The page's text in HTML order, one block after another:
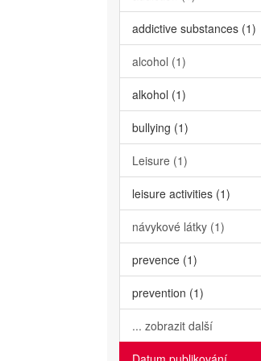
addictive substances (1)
alcohol (1)
alkohol (1)
bullying (1)
Leisure (1)
leisure activities (1)
návykové látky (1)
prevence (1)
prevention (1)
... zobrazit další